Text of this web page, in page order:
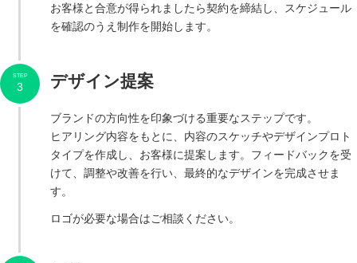
お客様と合意が得られましたら契約を締結し、スケジュール
を確認のうえ制作を開始します。
デザイン提案
ブランドの方向性を印象づける重要なステップです。
ヒアリング内容をもとに、内容のスケッチやデザインプロト
タイプを作成し、お客様に提案します。フィードバックを受
けて、調整や改善を行い、最終的なデザインを完成させま
す。
ロゴが必要な場合はご相談ください。
STEP
3